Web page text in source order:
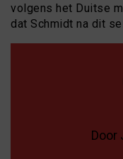
volgens het Duitse
dat Schmidt na dit
Door